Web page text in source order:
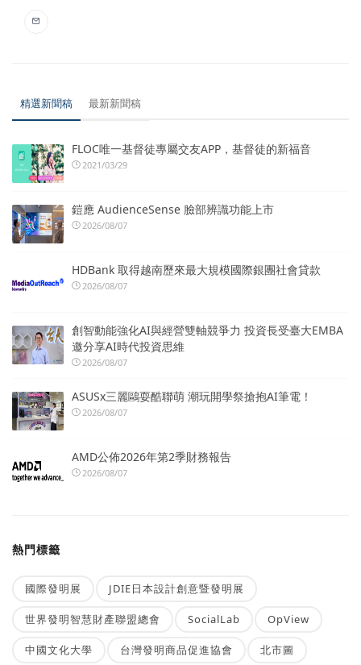
精選新聞稿 最新新聞稿
FLOC唯一基督徒專屬交友APP，基督徒的新福音
2021/03/29
鎧應 AudienceSense 臉部辨識功能上市
2026/08/07
HDBank 取得越南歷來最大規模國際銀團社會貸款
2026/08/07
創智動能強化AI與經營雙軸競爭力 投資長受臺大EMBA
邀分享AI時代投資思維
2026/08/07
ASUSx三麗鷗耍酷聯萌 潮玩開學祭搶抱AI筆電！
2026/08/07
AMD公佈2026年第2季財務報告
2026/08/07
熱門標籤
國際發明展 JDIE日本設計創意暨發明展
世界發明智慧財產聯盟總會 SocialLab OpView
中國文化大學 台灣發明商品促進協會 北市圖